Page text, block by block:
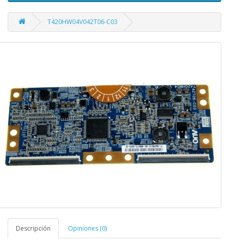
T420HW04V042T06-C03
Descripción Opiniones (0)